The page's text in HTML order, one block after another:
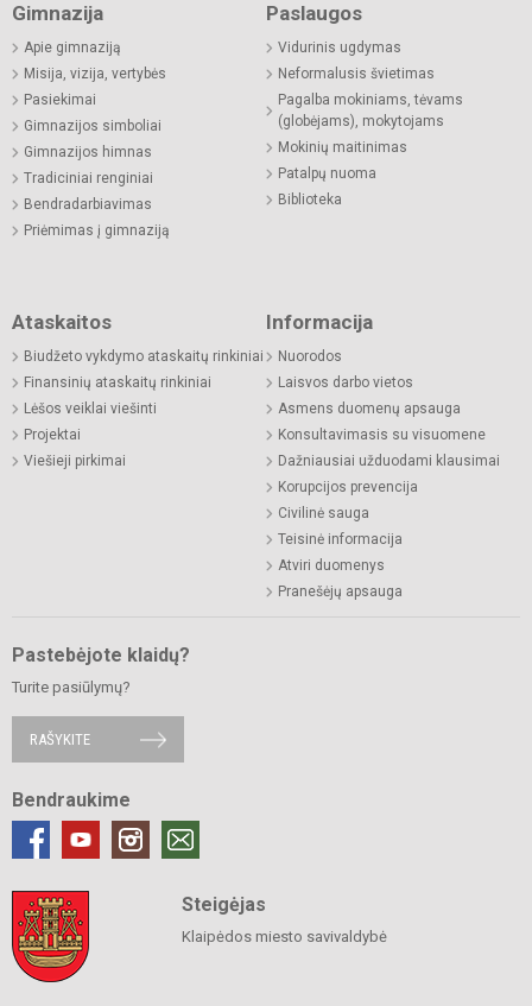
Gimnazija
Apie gimnaziją
Misija, vizija, vertybės
Pasiekimai
Gimnazijos simboliai
Gimnazijos himnas
Tradiciniai renginiai
Bendradarbiavimas
Priėmimas į gimnaziją
Paslaugos
Vidurinis ugdymas
Neformalusis švietimas
Pagalba mokiniams, tėvams
(globėjams), mokytojams
Mokinių maitinimas
Patalpų nuoma
Biblioteka
Ataskaitos
Biudžeto vykdymo ataskaitų rinkiniai
Finansinių ataskaitų rinkiniai
Lėšos veiklai viešinti
Projektai
Viešieji pirkimai
Informacija
Nuorodos
Laisvos darbo vietos
Asmens duomenų apsauga
Konsultavimasis su visuomene
Dažniausiai užduodami klausimai
Korupcijos prevencija
Civilinė sauga
Teisinė informacija
Atviri duomenys
Pranešėjų apsauga
Pastebėjote klaidų?
Turite pasiūlymų?
RAŠYKITE
Bendraukime
Steigėjas
Klaipėdos miesto savivaldybė